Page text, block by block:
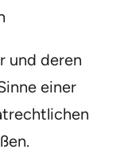
und deren
einer